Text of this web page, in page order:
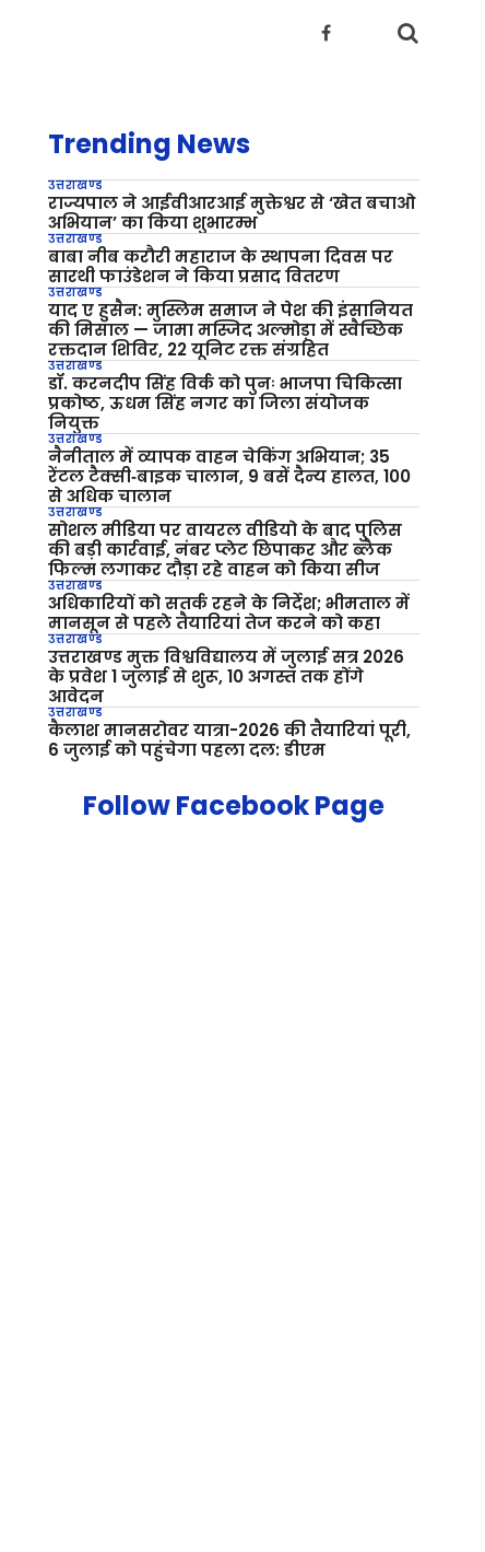
Trending News
उत्तराखण्ड
राज्यपाल ने आईवीआरआई मुक्तेश्वर से ‘खेत बचाओ
अभियान’ का किया शुभारम्भ
उत्तराखण्ड
बाबा नीब करौरी महाराज के स्थापना दिवस पर
सारथी फाउंडेशन ने किया प्रसाद वितरण
उत्तराखण्ड
याद ए हुसैन: मुस्लिम समाज ने पेश की इंसानियत
की मिसाल — जामा मस्जिद अल्मोड़ा में स्वैच्छिक
रक्तदान शिविर, 22 यूनिट रक्त संग्रहित
उत्तराखण्ड
डॉ. करनदीप सिंह विर्क को पुनः भाजपा चिकित्सा
प्रकोष्ठ, ऊधम सिंह नगर का जिला संयोजक
नियुक्त
उत्तराखण्ड
नैनीताल में व्यापक वाहन चेकिंग अभियान; 35
रेंटल टैक्सी‑बाइक चालान, 9 बसें दैन्य हालत, 100
से अधिक चालान
उत्तराखण्ड
सोशल मीडिया पर वायरल वीडियो के बाद पुलिस
की बड़ी कार्रवाई, नंबर प्लेट छिपाकर और ब्लैक
फिल्म लगाकर दौड़ा रहे वाहन को किया सीज
उत्तराखण्ड
अधिकारियों को सतर्क रहने के निर्देश; भीमताल में
मानसून से पहले तैयारियां तेज करने को कहा
उत्तराखण्ड
उत्तराखण्ड मुक्त विश्वविद्यालय में जुलाई सत्र 2026
के प्रवेश 1 जुलाई से शुरू, 10 अगस्त तक होंगे
आवेदन
उत्तराखण्ड
कैलाश मानसरोवर यात्रा-2026 की तैयारियां पूरी,
6 जुलाई को पहुंचेगा पहला दल: डीएम
Follow Facebook Page